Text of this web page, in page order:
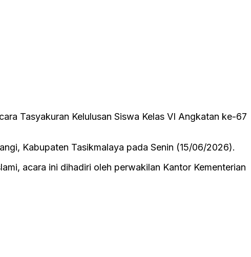
Tasyakuran Kelulusan Siswa Kelas VI Angkatan ke-67
Kabupaten Tasikmalaya pada Senin (15/06/2026).
acara ini dihadiri oleh perwakilan Kantor Kementerian